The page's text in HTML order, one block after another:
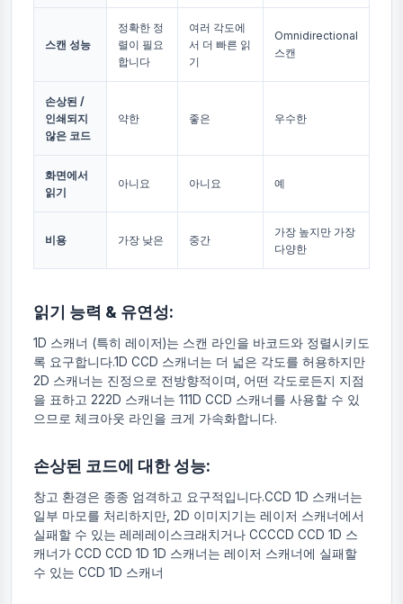
스캔 성능
정확한 정
렬이 필요
합니다
여러 각도에
서 더 빠른 읽
기
Omnidirectional
스캔
손상된 /
인쇄되지
않은 코드
약한 좋은 우수한
화면에서
읽기
아니요 아니요 예
비용 가장 낮은 중간
가장 높지만 가장
다양한
읽기 능력 & 유연성:
1D 스캐너 (특히 레이저)는 스캔 라인을 바코드와 정렬시키도
록 요구합니다.1D CCD 스캐너는 더 넓은 각도를 허용하지만
2D 스캐너는 진정으로 전방향적이며, 어떤 각도로든지 지점
을 표하고 222D 스캐너는 111D CCD 스캐너를 사용할 수 있
으므로 체크아웃 라인을 크게 가속화합니다.
손상된 코드에 대한 성능:
창고 환경은 종종 엄격하고 요구적입니다.CCD 1D 스캐너는
일부 마모를 처리하지만, 2D 이미지기는 레이저 스캐너에서
실패할 수 있는 레레레이스크래치거나 CCCCD CCD 1D 스
캐너가 CCD CCD 1D 1D 스캐너는 레이저 스캐너에 실패할
수 있는 CCD 1D 스캐너